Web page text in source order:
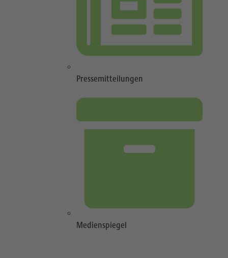
Pressemitteilungen
Medienspiegel